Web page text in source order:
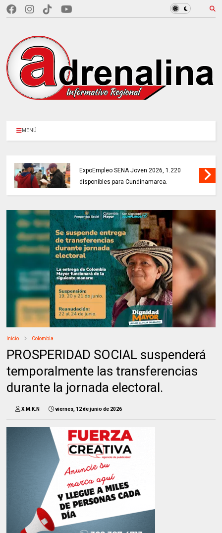
MENÚ
ExpoEmpleo SENA Joven 2026, 1.220
disponibles para Cundinamarca.
Inicio Colombia
PROSPERIDAD SOCIAL suspenderá
temporalmente las transferencias
durante la jornada electoral.
X.M.K.N viernes, 12 de junio de 2026